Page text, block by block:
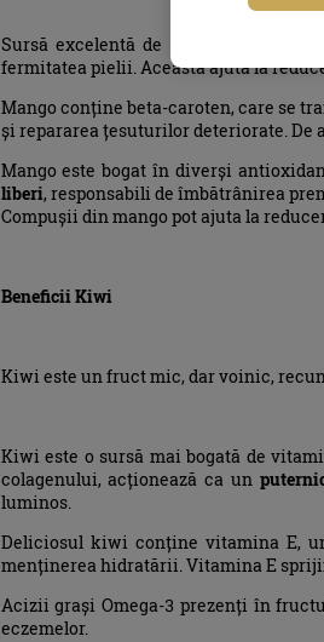
Sursă excelentă de vitamina C,
fermitatea pielii. Aceasta ajută la
Mango conține beta-caroten, care se
și repararea țesuturilor deteriorate. De
Mango este bogat în diverși
liberi, responsabili de îmbătrânirea
Compușii din mango pot ajuta la
Beneficii Kiwi
Kiwi este un fruct mic, dar voinic,
Kiwi este o sursă mai bogată de
colagenului, acționează ca un
luminos.
Deliciosul kiwi conține vitamina E,
menținerea hidratării. Vitamina E
Acizii grași Omega-3 prezenți în
eczemelor.